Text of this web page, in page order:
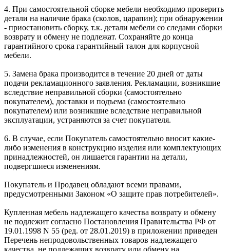
4. При самостоятельной сборке мебели необходимо проверить
детали на наличие брака (сколов, царапин); при обнаружении
- приостановить сборку, т.к. детали мебели со следами сборки
возврату и обмену не подлежат. Сохраняйте до конца
гарантийного срока гарантийный талон для корпусной
мебели.
5. Замена брака производится в течение 20 дней от даты
подачи рекламационного заявления. Рекламации, возникшие
вследствие неправильной сборки (самостоятельно
покупателем), доставки и подъема (самостоятельно
покупателем) или возникшие вследствие неправильной
эксплуатации, устраняются за счет покупателя.
6. В случае, если Покупатель самостоятельно вносит какие-
либо изменения в конструкцию изделия или комплектующих
принадлежностей, он лишается гарантии на детали,
подвергшиеся изменениям.
Покупатель и Продавец обладают всеми правами,
предусмотренными Законом «О защите прав потребителей».
Купленная мебель надлежащего качества возврату и обмену
не подлежит согласно Постановления Правительства РФ от
19.01.1998 N 55 (ред. от 28.01.2019) в приложении приведен
Перечень непродовольственных товаров надлежащего
качества, не подлежащих возврату или обмену на